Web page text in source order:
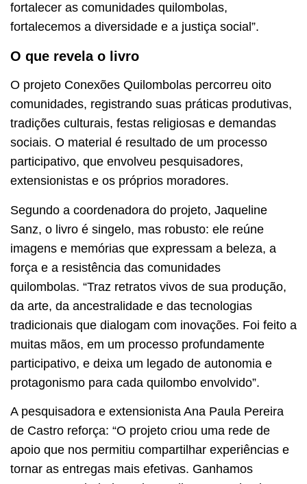
fortalecer as comunidades quilombolas,
fortalecemos a diversidade e a justiça social”.
O que revela o livro
O projeto Conexões Quilombolas percorreu oito
comunidades, registrando suas práticas produtivas,
tradições culturais, festas religiosas e demandas
sociais. O material é resultado de um processo
participativo, que envolveu pesquisadores,
extensionistas e os próprios moradores.
Segundo a coordenadora do projeto, Jaqueline
Sanz, o livro é singelo, mas robusto: ele reúne
imagens e memórias que expressam a beleza, a
força e a resistência das comunidades
quilombolas. “Traz retratos vivos de sua produção,
da arte, da ancestralidade e das tecnologias
tradicionais que dialogam com inovações. Foi feito a
muitas mãos, em um processo profundamente
participativo, e deixa um legado de autonomia e
protagonismo para cada quilombo envolvido”.
A pesquisadora e extensionista Ana Paula Pereira
de Castro reforça: “O projeto criou uma rede de
apoio que nos permitiu compartilhar experiências e
tornar as entregas mais efetivas. Ganhamos